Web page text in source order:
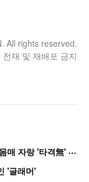
All rights reserved.
전재 및 재배포 금지
비
비, 성행위 연상 안무로 논란인데..워터밤 몸매 자랑 '타격無' 근황
'글래머'